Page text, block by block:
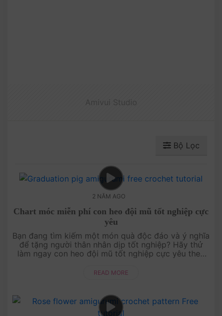
Bộ Lọc
2 NĂM AGO
Chart móc miễn phí con heo đội mũ tốt nghiệp cực
yêu
Bạn đang tìm kiếm một món quà độc đáo và ý nghĩa
để tặng người thân nhân dịp tốt nghiệp? Hãy thử
làm ngay con heo đội mũ tốt nghiệp cực yêu theo
thư....
READ MORE